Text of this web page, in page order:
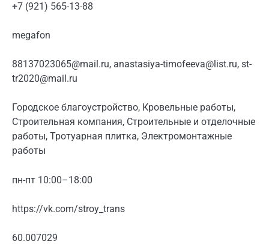
+7 (921) 565-13-88
megafon
88137023065@mail.ru, anastasiya-timofeeva@list.ru, st-
tr2020@mail.ru
Городское благоустройство, Кровельные работы,
Строительная компания, Строительные и отделочные
работы, Тротуарная плитка, Электромонтажные
работы
пн-пт 10:00–18:00
https://vk.com/stroy_trans
60.007029